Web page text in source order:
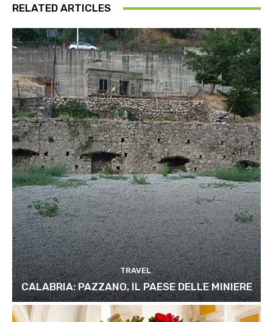
RELATED ARTICLES
TRAVEL
CALABRIA: PAZZANO, IL PAESE DELLE MINIERE